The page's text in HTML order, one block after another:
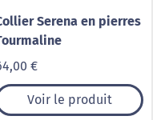
Serena en pierres
€
Voir le produit